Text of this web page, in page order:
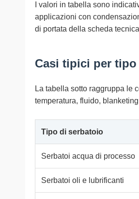
I valori in tabella sono
applicazioni con
di portata della scheda
Casi tipici per
La tabella sotto raggruppa le
temperatura, fluido,
Tipo di serbatoio
Serbatoi acqua di processo
Serbatoi oli e lubrificanti